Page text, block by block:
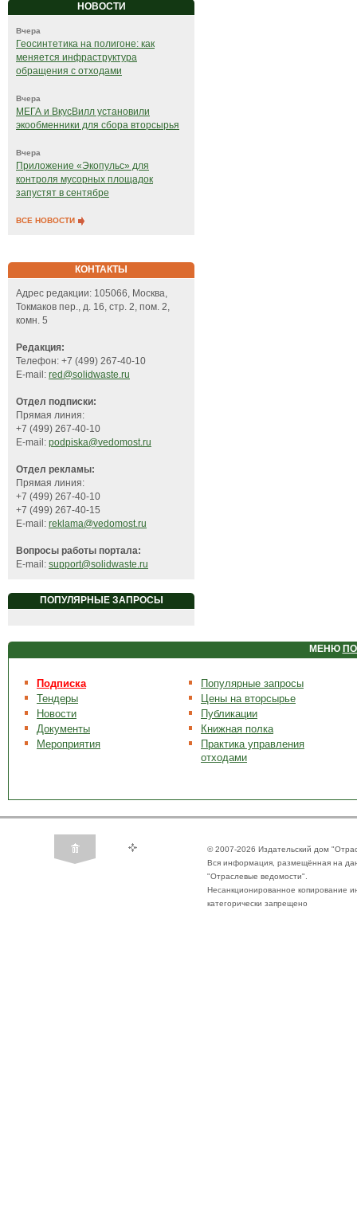
НОВОСТИ
Вчера
Геосинтетика на полигоне: как
меняется инфраструктура
обращения с отходами
Вчера
МЕГА и ВкусВилл установили
экообменники для сбора вторсырья
Вчера
Приложение «Экопульс» для
контроля мусорных площадок
запустят в сентябре
ВСЕ НОВОСТИ
КОНТАКТЫ
Адрес редакции: 105066, Москва,
Токмаков пер., д. 16, стр. 2, пом. 2,
комн. 5
Редакция:
Телефон: +7 (499) 267-40-10
E-mail: red@solidwaste.ru
Отдел подписки:
Прямая линия:
+7 (499) 267-40-10
E-mail: podpiska@vedomost.ru
Отдел рекламы:
Прямая линия:
+7 (499) 267-40-10
+7 (499) 267-40-15
E-mail: reklama@vedomost.ru
Вопросы работы портала:
E-mail: support@solidwaste.ru
ПОПУЛЯРНЫЕ ЗАПРОСЫ
МЕНЮ
Подписка
Тендеры
Новости
Документы
Мероприятия
Популярные запросы
Цены на вторсырье
Публикации
Книжная полка
Практика управления
отходами
© 2007-2026 Издательский дом
Вся информация, размещённая на
"Отраслевые ведомости".
Несанкционированное копирование
категорически запрещено